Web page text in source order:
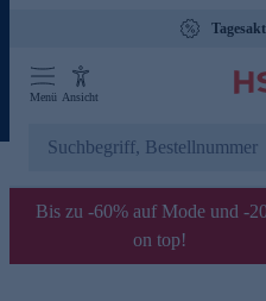
Menü Ansicht
Bis zu -60% auf Mode und -
on top!